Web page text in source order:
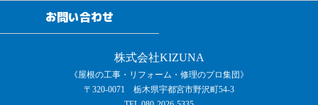
お問い合わせ
株式会社KIZUNA
《屋根の工事・リフォーム・修理のプロ集団》
〒320-0071 栃木県宇都宮市野沢町54-3